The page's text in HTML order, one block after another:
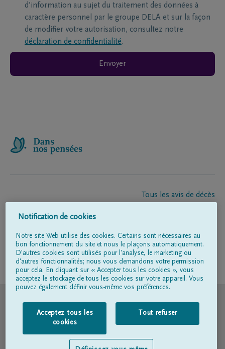
d’information au sujet du traitement des données à
caractère personnel par le groupe DELA et sur la façon
de modifier votre autorisation, consultez notre
déclaration de confidentialité.
Envoyer
Tous les avis de décès
Entrepreneur de pompes funèbres
Suivez-nous sur
Conditions d'utilisation
Déclaration relative à la vie privée
Notification de cookies
Notre site Web utilise des cookies. Certains sont nécessaires au
bon fonctionnement du site et nous le plaçons automatiquement.
D'autres cookies sont utilisés pour l'analyse, le marketing ou
d'autres fonctionnalités; nous vous demandons votre permission
pour cela. En cliquant sur « Accepter tous les cookies », vous
acceptez le stockage de tous les cookies sur votre appareil. Vous
pouvez également définir vous-même vos préférences.
Acceptez tous les
cookies
Tout refuser